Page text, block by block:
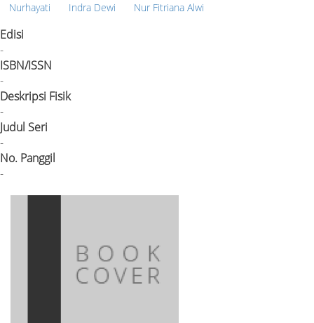
Nurhayati Indra Dewi Nur Fitriana Alwi
Edisi
-
ISBN/ISSN
-
Deskripsi Fisik
-
Judul Seri
-
No. Panggil
-